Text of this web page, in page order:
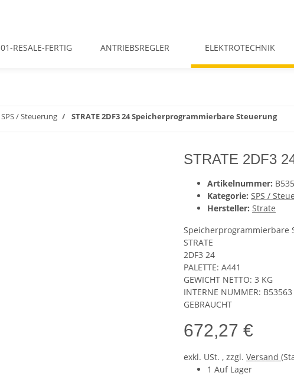
01-RESALE-FERTIG ANTRIEBSREGLER ELEKTROTECHNIK
SPS / Steuerung STRATE 2DF3 24 Speicherprogrammierbare Steuerung
STRATE 2DF3
Artikelnummer:
Kategorie: SPS /
Hersteller: Strate
Speicherprogrammierbare
STRATE
2DF3 24
PALETTE: A441
GEWICHT NETTO: 3 KG
INTERNE NUMMER: B53563
GEBRAUCHT
672,27 €
exkl. USt. , zzgl. Versand
1 Auf Lager